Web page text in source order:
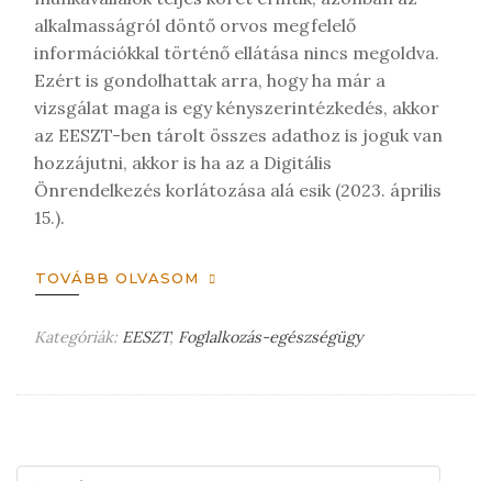
alkalmasságról döntő orvos megfelelő
információkkal történő ellátása nincs megoldva.
Ezért is gondolhattak arra, hogy ha már a
vizsgálat maga is egy kényszerintézkedés, akkor
az EESZT-ben tárolt összes adathoz is joguk van
hozzájutni, akkor is ha az a Digitális
Önrendelkezés korlátozása alá esik (2023. április
15.).
TOVÁBB OLVASOM
Kategóriák: EESZT, Foglalkozás-egészségügy
o